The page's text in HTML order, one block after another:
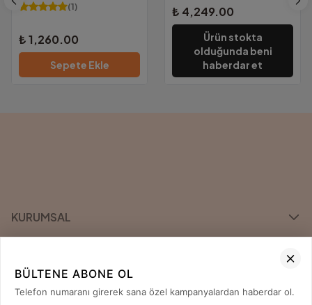
(1)
₺ 1,260.00
Sepete Ekle
₺ 4,249.00
Ürün stokta
olduğunda beni
haberdar et
KURUMSAL
ÖNE ÇIKAN MARKALAR
BÜLTENE ABONE OL
Telefon numaranı girerek sana özel kampanyalardan haberdar ol.